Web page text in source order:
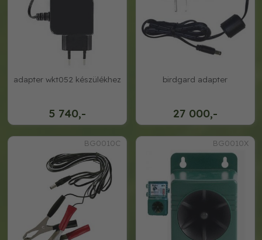
5 740,-
adapter wkt052 készülékhez
27 000,-
birdgard adapter
BG0010C BG0010X